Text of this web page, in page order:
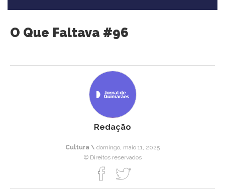
O Que Faltava #96
Redação
Cultura \ domingo, maio 11, 2025
© Direitos reservados